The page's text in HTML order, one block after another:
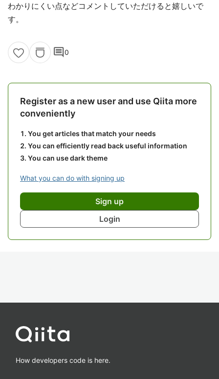
わかりにくい点などコメントしていただけると嬉しいで
す。
comment0
Register as a new user and use Qiita more
conveniently
You get articles that match your needs
You can efficiently read back useful information
You can use dark theme
What you can do with signing up
Sign up
Login
How developers code is here.